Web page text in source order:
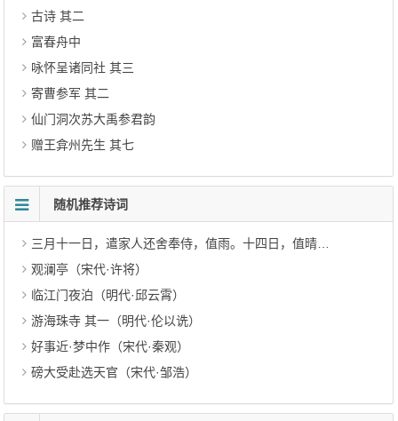
古诗 其二
富春舟中
咏怀呈诸同社 其三
寄曹参军 其二
仙门洞次苏大禹参君韵
赠王弇州先生 其七
随机推荐诗词
三月十一日，遣家人还舍奉侍，值雨。十四日，值晴作（元代·范梈）
观澜亭（宋代·许将）
临江门夜泊（明代·邱云霄）
游海珠寺 其一（明代·伦以诜）
好事近·梦中作（宋代·秦观）
磅大受赴选天官（宋代·邹浩）